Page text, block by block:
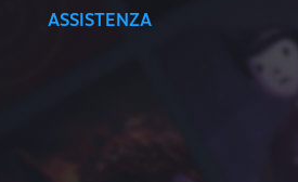
ASSISTENZA